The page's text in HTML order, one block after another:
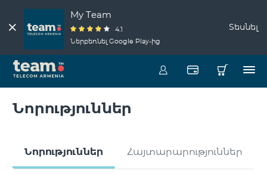
My Team
4.1
Ներբեռնել Google Play-ից
Տեսնել
Նորություններ
Նորություններ Հայտարարություններ